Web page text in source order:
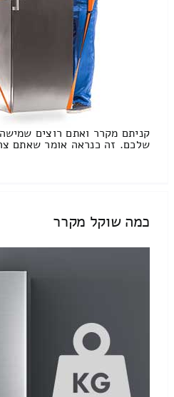
קניתם מקרר ואתם רוצים
שלכם. זה כנראה אומר שאתם
כמה שוקל מקרר